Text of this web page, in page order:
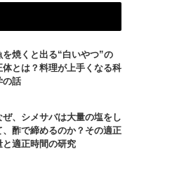
を焼くと出る“白いやつ”の
体とは？料理が上手くなる科
の話
ぜ、シメサバは大量の塩をし
、酢で締めるのか？その適正
と適正時間の研究